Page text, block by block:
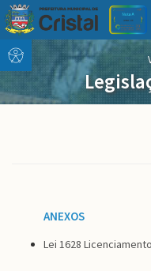
Conteúdo
Menu
conteúdo
do
menu
ANEXOS
Lei 1628